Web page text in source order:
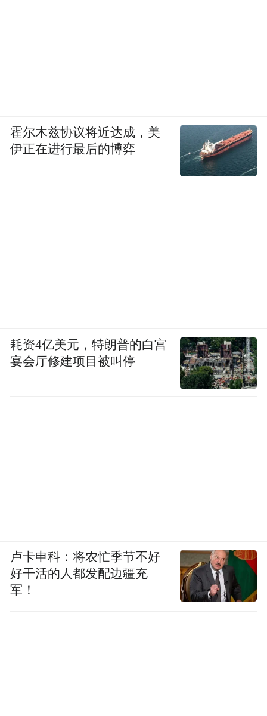
霍尔木兹协议将近达成，美
伊正在进行最后的博弈
耗资4亿美元，特朗普的白宫
宴会厅修建项目被叫停
卢卡申科：将农忙季节不好
好干活的人都发配边疆充
军！